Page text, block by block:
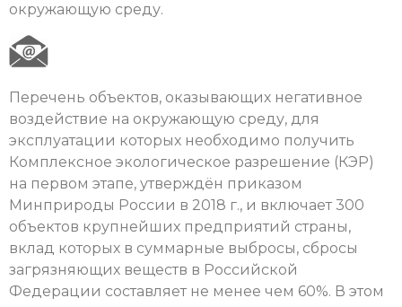
окружающую среду.
Перечень объектов, оказывающих негативное
воздействие на окружающую среду, для
эксплуатации которых необходимо получить
Комплексное экологическое разрешение (КЭР)
на первом этапе, утверждён приказом
Минприроды России в 2018 г., и включает 300
объектов крупнейших предприятий страны,
вклад которых в суммарные выбросы, сбросы
загрязняющих веществ в Российской
Федерации составляет не менее чем 60%. В этом